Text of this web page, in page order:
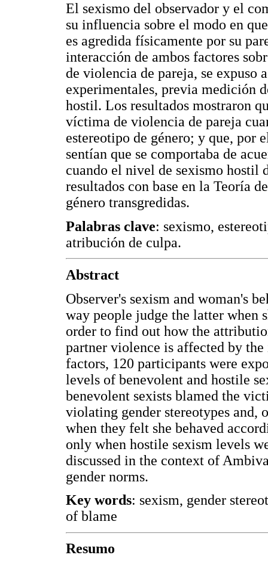
El sexismo del observador y el
su influencia sobre el modo en
es agredida físicamente por su
interacción de ambos factores
de violencia de pareja, se expuso
experimentales, previa medición
hostil. Los resultados mostraron
víctima de violencia de pareja
estereotipo de género; y que, por
sentían que se comportaba de
cuando el nivel de sexismo hostil
resultados con base en la Teoría
género transgredidas.
Palabras clave: sexismo,
atribución de culpa.
Abstract
Observer's sexism and woman's
way people judge the latter when
order to find out how the
partner violence is affected by
factors, 120 participants were
levels of benevolent and hostile
benevolent sexists blamed the
violating gender stereotypes and,
when they felt she behaved
only when hostile sexism levels
discussed in the context of
gender norms.
Key words: sexism, gender
of blame
Resumo